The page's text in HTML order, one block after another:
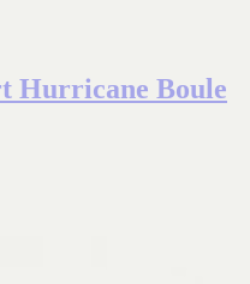
Hurricane Boule